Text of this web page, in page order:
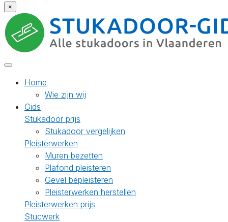
×
Home
Wie zijn wij
Gids
Stukadoor prijs
Stukadoor vergelijken
Pleisterwerken
Muren bezetten
Plafond pleisteren
Gevel bepleisteren
Pleisterwerken herstellen
Pleisterwerken prijs
Stucwerk